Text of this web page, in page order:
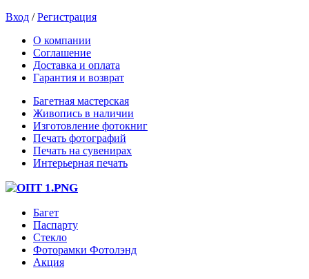
Вход /Регистрация
О компании
Соглашение
Доставка и оплата
Гарантия и возврат
Багетная мастерская
Живопись в наличии
Изготовление фотокниг
Печать фотографий
Печать на сувенирах
Интерьерная печать
Багет
Паспарту
Стекло
Фоторамки Фотолэнд
Акция